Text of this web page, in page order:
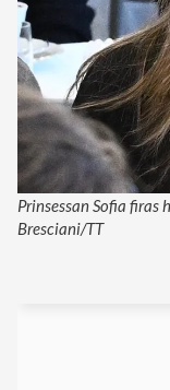
Prinsessan Sofia firas
Bresciani/TT